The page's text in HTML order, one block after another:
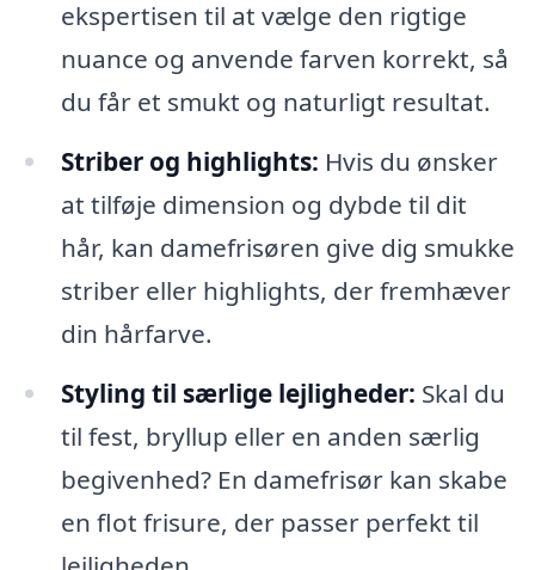
ekspertisen til at vælge den rigtige
nuance og anvende farven korrekt, så
du får et smukt og naturligt resultat.
Striber og highlights: Hvis du ønsker
at tilføje dimension og dybde til dit
hår, kan damefrisøren give dig smukke
striber eller highlights, der fremhæver
din hårfarve.
Styling til særlige lejligheder: Skal du
til fest, bryllup eller en anden særlig
begivenhed? En damefrisør kan skabe
en flot frisure, der passer perfekt til